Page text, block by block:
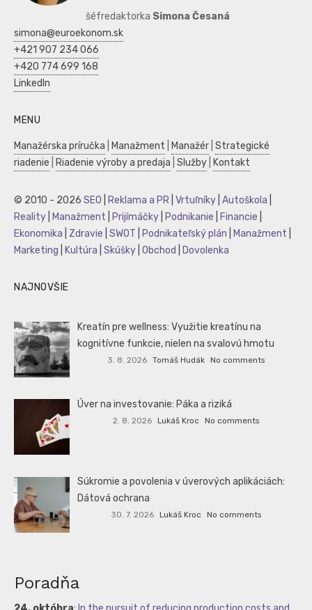
šéfredaktorka Simona Česaná
simona@euroekonom.sk
+421 907 234 066
+420 774 699 168
LinkedIn
MENU
Manažérska príručka Manažment Manažér Strategické
riadenie
Riadenie výroby a predaja Služby Kontakt
© 2010 - 2026 SEO Reklama a PR Vrtuľníky Autoškola
Reality
Manažment Prijímáčky Podnikanie Financie
Ekonomika
Zdravie SWOT Podnikateľský plán Manažment
Marketing
Kultúra Skúšky Obchod Dovolenka
NAJNOVŠIE
Kreatín pre wellness: Využitie kreatínu na
kognitívne funkcie, nielen na svalovú hmotu
3. 8. 2026 Tomáš Hudák No comments
Úver na investovanie: Páka a riziká
2. 8. 2026 Lukáš Kroc No comments
Súkromie a povolenia v úverových aplikáciách:
Dátová ochrana
30. 7. 2026 Lukáš Kroc No comments
Poradňa